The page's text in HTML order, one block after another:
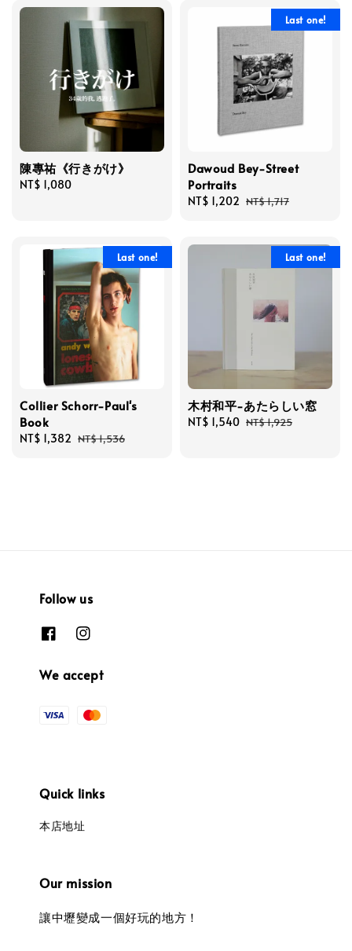
陳專祐《行きがけ》
Regular
NT$ 1,080
Last one!
Dawoud Bey-Street
Portraits
Sale
NT$ 1,202 Regular
NT$ 1,717
Last one!
Collier Schorr-Paul's
Book
Sale
NT$ 1,382 Regular
NT$ 1,536
Last one!
木村和平-あたらしい窓
Sale
NT$ 1,540 Regular
NT$ 1,925
Follow us
We accept
Quick links
本店地址
Our mission
讓中壢變成一個好玩的地方！